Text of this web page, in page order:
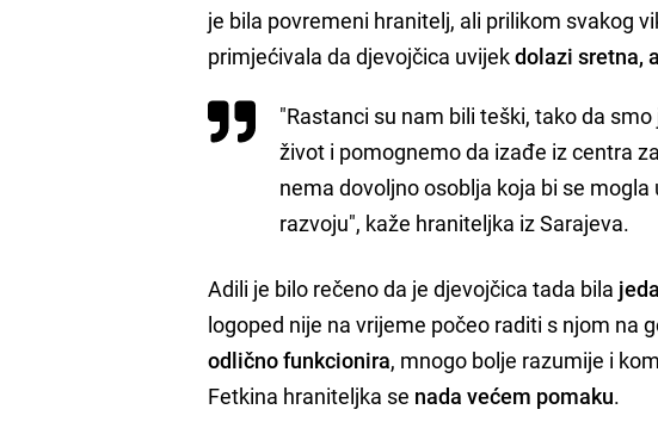
je bila povremeni hranitelj, ali prilikom svakog
primjećivala da djevojčica uvijekdolazi sretna,
"Rastanci su nam bili teški, tako da
život i pomognemo da izađe iz centra
nema dovoljno osoblja koja bi se
razvoju", kaže hraniteljka iz Sarajeva.
Adili je bilo rečeno da je djevojčica tada bila
logoped nije na vrijeme počeo raditi s njom na
odlično funkcionira, mnogo bolje razumije i
Fetkina hraniteljka se nada većem pomaku.